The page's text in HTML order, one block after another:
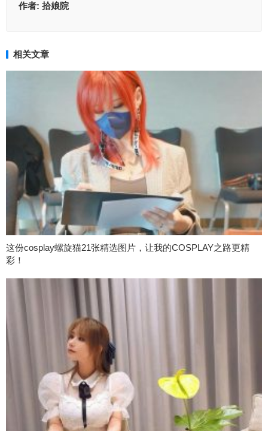
作者: 拾娘院
相关文章
这份cosplay螺旋猫21张精选图片，让我的COSPLAY之路更精
彩！